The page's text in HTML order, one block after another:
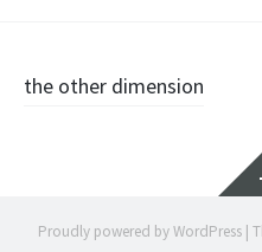
the other dimension
Proudly powered by WordPress |